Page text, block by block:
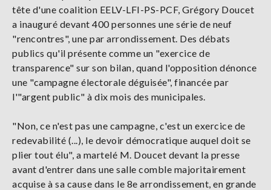
tête d'une coalition EELV-LFI-PS-PCF, Grégory Doucet
a inauguré devant 400 personnes une série de neuf
"rencontres", une par arrondissement. Des débats
publics qu'il présente comme un "exercice de
transparence" sur son bilan, quand l'opposition dénonce
une "campagne électorale déguisée", financée par
l'"argent public" à dix mois des municipales.
"Non, ce n'est pas une campagne, c'est un exercice de
redevabilité (...), le devoir démocratique auquel doit se
plier tout élu", a martelé M. Doucet devant la presse
avant d'entrer dans une salle comble majoritairement
acquise à sa cause dans le 8e arrondissement, en grande